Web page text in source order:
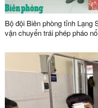
Bộ đội Biên phòng tỉnh Lạng
vận chuyển trái phép pháo